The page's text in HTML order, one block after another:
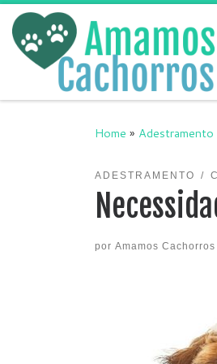
Skip to content
Home » Adestramento
ADESTRAMENTO
por Amamos Cachorros